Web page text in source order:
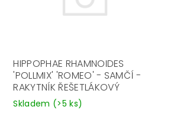
HIPPOPHAE RHAMNOIDES
'POLLMIX' 'ROMEO' - SAMČÍ -
RAKYTNÍK ŘEŠETLÁKOVÝ
Skladem (>5 ks)